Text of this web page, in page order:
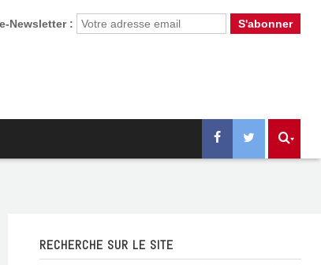
e-Newsletter :
RECHERCHE SUR LE SITE